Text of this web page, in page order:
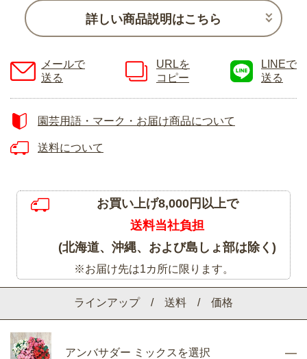
ラインアップ / 送料 / 価格
アンバサダー ミックスを選択
詳しい商品説明はこちら
メールで
送る
URLを
コピー
LINEで
送る
園芸用語・マーク・お届け商品について
送料について
お買い上げ8,000円以上で
送料当社負担
(北海道、沖縄、および島しょ部は除く)
※お届け先は1カ所に限ります。